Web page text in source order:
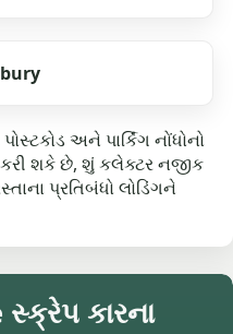
અને પાર્કિંગ નોંધોનો
કરી શકે છે, શું કલેક્ટર નજીક
પ્રતિબંધો લોડિંગને
કારના